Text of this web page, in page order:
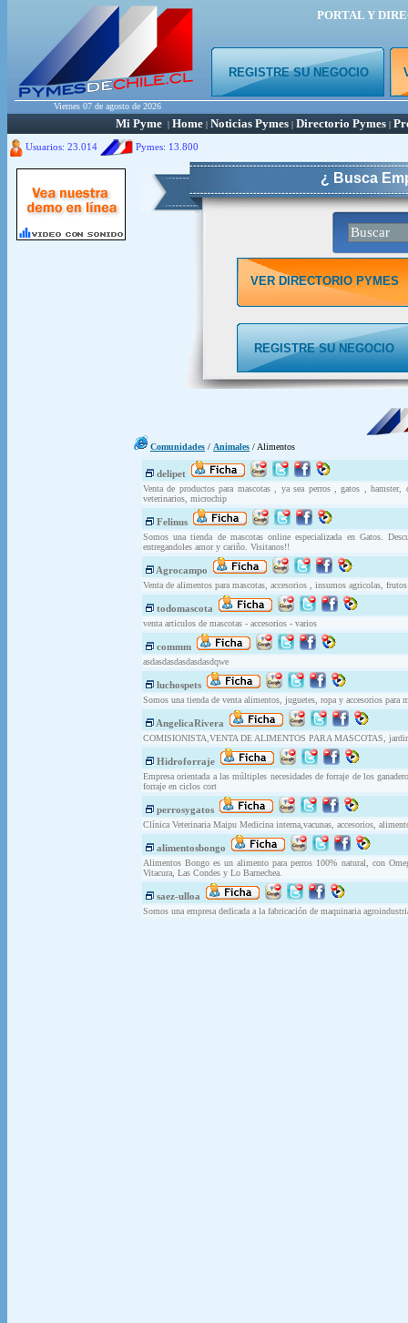
PORTAL Y
REGISTRE SU NEGOCIO
Viernes 07 de agosto de 2026
Mi Pyme | Home | Noticias Pymes | Directorio Pymes |
Usuarios: 23.014 Pymes: 13.800
¿ Busca
VER DIRECTORIO PYMES
REGISTRE SU NEGOCIO
Comunidades / Animales / Alimentos
delipet
Venta de productos para mascotas , ya sea perros , gatos , hamster,
veterinarios, microchip
Felinus
Somos una tienda de mascotas online especializada en Gatos.
entregandoles amor y cariño. Visitanos!!
Agrocampo
Venta de alimentos para mascotas, accesorios , insumos agricolas,
todomascota
venta articulos de mascotas - accesorios - varios
commm
asdasdasdasdasdasdqwe
luchospets
Somos una tienda de venta alimentos, juguetes, ropa y accesorios para
AngelicaRivera
COMISIONISTA,VENTA DE ALIMENTOS PARA MASCOTAS,
Hidroforraje
Empresa orientada a las múltiples necesidades de forraje de los
forraje en ciclos cort
perrosygatos
Clínica Veterinaria Maipu Medicina interna,vacunas, accesorios,
alimentosbongo
Alimentos Bongo es un alimento para perros 100% natural, con
Vitacura, Las Condes y Lo Barnechea.
saez-ulloa
Somos una empresa dedicada a la fabricación de maquinaria